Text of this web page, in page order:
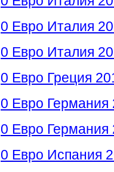
0 Евро Италия
0 Евро Италия
0 Евро Греция
0 Евро Германия
0 Евро
0 Евро Испания